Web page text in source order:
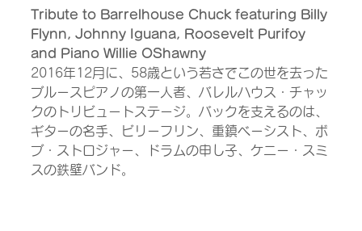
Tribute to Barrelhouse Chuck featuring Billy
Flynn, Johnny Iguana, Roosevelt Purifoy
and Piano Willie OShawny
2016年12月に、58歳という若さでこの世を去った
ブルースピアノの第一人者、バレルハウス・チャッ
クのトリビュートステージ。バックを支えるのは、
ギターの名手、ビリーフリン、重鎮ベーシスト、ボ
ブ・ストロジャー、ドラムの申し子、ケニー・スミ
スの鉄壁バンド。